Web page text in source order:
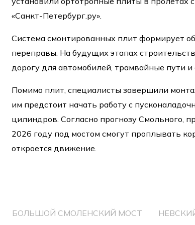
«Санкт-Петербург.ру».
Система смонтированных плит формирует
переправы. На будущих этапах
дорогу для автомобилей, трамвайные пути
Помимо плит, специалисты завершили
им предстоит начать работу с
цилиндров. Согласно прогнозу Смольного,
2026 году под мостом смогут проплывать
откроется движение.
БОЛЬШОЙ СМОЛЕНСКИЙ МОСТ